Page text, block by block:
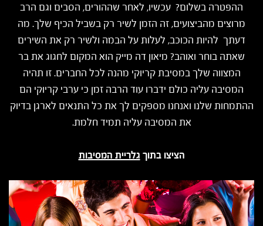
ההפטרה בשלום? עכשיו, לאחר שההורים, הסבים וגם הרב
מרוצים מהביצועים, זה הזמן לשיר רק בשביל הכיף שלך. מה
דעתך להיות הכוכב, לעלות על הבמה ולשיר רק את השירים
שאתה בוחר ואוהב? מיאון דה מייק הוא המקום לחגוג את בר
המצווה שלך במסיבת קריוקי מהנה לכל החברים. זו תהיה
המסיבה עליה כולם ידברו עוד הרבה זמן כי ערבי קריוקי הם
ההתמחות שלנו ואנחנו מספקים לך את כל התנאים לארגן בדיוק
את המסיבה עליה תמיד חלמת.
הציצו בתוך גלריית המסיבות